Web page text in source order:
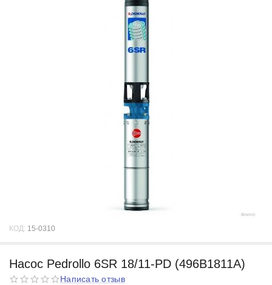
КОД: 15-0310
Насос Pedrollo 6SR 18/11-PD (496B1811A)
Написать отзыв